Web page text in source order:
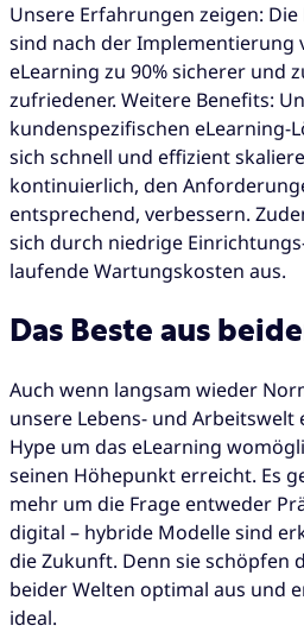
Unsere Erfahrungen zeigen:
sind nach der Implementierung
eLearning zu 90% sicherer und
zufriedener. Weitere Benefits:
kundenspezifischen eLearning-
sich schnell und effizient
kontinuierlich, den
entsprechend, verbessern.
sich durch niedrige
laufende Wartungskosten aus.
Das Beste aus
Auch wenn langsam wieder
unsere Lebens- und Arbeitswelt
Hype um das eLearning
seinen Höhepunkt erreicht. Es
mehr um die Frage entweder
digital – hybride Modelle sind
die Zukunft. Denn sie schöpfen
beider Welten optimal aus und
ideal.